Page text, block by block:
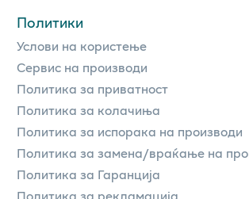
Политики
Услови на користење
Сервис на производи
Политика за приватност
Политика за колачиња
Политика за испорака на производи
Политика за замена/враќање на
Политика за Гаранција